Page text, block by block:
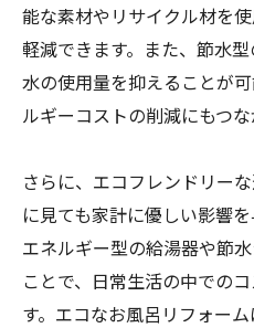
能な素材やリサイクル材を
軽減できます。また、節水型
水の使用量を抑えることが
ルギーコストの削減にもつな
さらに、エコフレンドリー
に見ても家計に優しい影響
エネルギー型の給湯器や節
ことで、日常生活の中での
す。エコなお風呂リフォー